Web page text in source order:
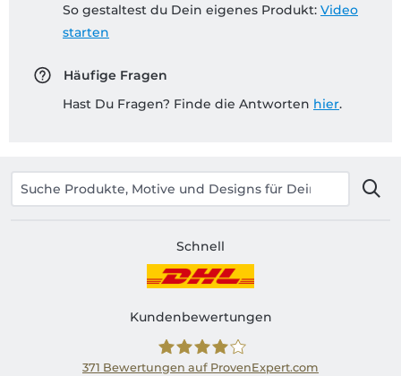
So gestaltest du Dein eigenes Produkt: Video
starten
Häufige Fragen
Hast Du Fragen? Finde die Antworten hier.
Schnell
Kundenbewertungen
371 Bewertungen auf ProvenExpert.com